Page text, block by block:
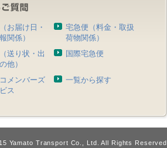
お届け日・
関係）
宅急便（料金・取扱
荷物関係）
送り状・出
他）
国際宅急便
メンバーズ
ス
一覧から探す
Yamato Transport Co., Ltd. All Rights Reserved.